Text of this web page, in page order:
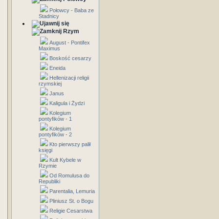
Połowcy - Baba ze
Stadnicy
Rzym
August - Pontifex
Maximus
Boskość cesarzy
Eneida
Hellenizacji religii
rzymskiej
Janus
Kaligula i Żydzi
Kolegium
pontyfików - 1
Kolegium
pontyfików - 2
Kto pierwszy palił
księgi
Kult Kybele w
Rzymie
Od Romulusa do
Republiki
Parentalia, Lemuria
Pliniusz St. o Bogu
Religie Cesarstwa